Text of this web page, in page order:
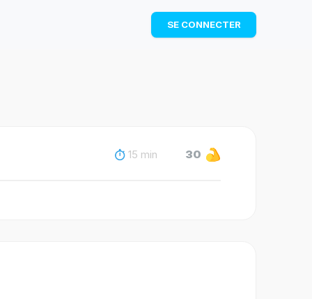
TÉLÉCHARGER
SE CONNECTER
15 min 30